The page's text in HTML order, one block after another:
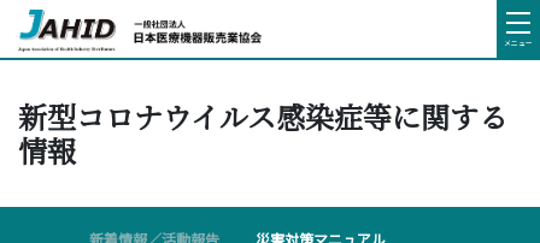
メニュー
新型コロナウイルス感染症等に関する
情報
新着情報／活動報告 災害対策マニュアル